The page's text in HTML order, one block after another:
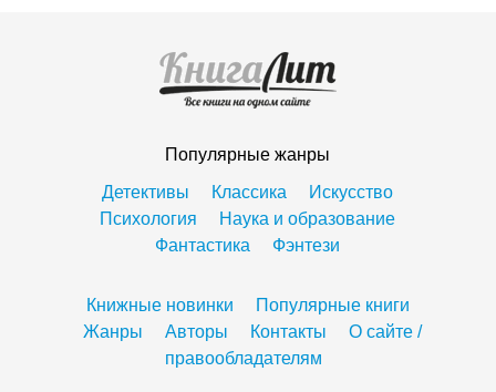
Популярные жанры
Детективы
Классика
Искусство
Психология
Наука и образование
Фантастика
Фэнтези
Книжные новинки
Популярные книги
Жанры
Авторы Контакты
О сайте /
правообладателям